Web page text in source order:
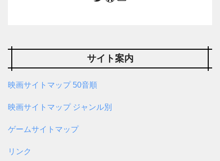
サイト案内
映画サイトマップ 50音順
映画サイトマップ ジャンル別
ゲームサイトマップ
リンク